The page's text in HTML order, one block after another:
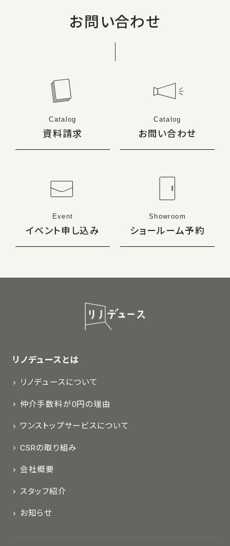
お問い合わせ
Catalog
資料請求
Catalog
お問い合わせ
Event
イベント申し込み
Showroom
ショールーム予約
リノデュースとは
リノデュースについて
仲介手数料が0円の理由
ワンストップサービスについて
CSRの取り組み
会社概要
スタッフ紹介
お知らせ